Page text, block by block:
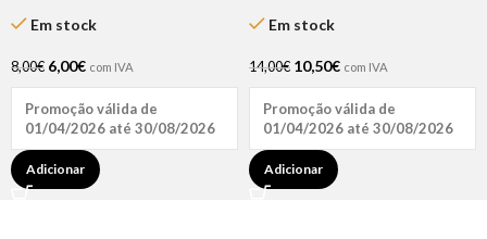
Em stock
8,00€ 6,00€ com IVA
Promoção válida de
01/04/2026 até 30/08/2026
Adicionar
Em stock
14,00€ 10,50€ com IVA
Promoção válida de
01/04/2026 até 30/08/2026
Adicionar